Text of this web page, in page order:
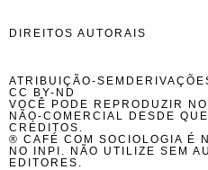
DIREITOS AUTORAIS
ATRIBUIÇÃO-
CC BY-ND
VOCÊ PODE REPRODUZIR
NÃO-COMERCIAL DESDE
CRÉDITOS.
® CAFÉ COM SOCIOLOGIA É
NO INPI. NÃO UTILIZE SEM
EDITORES.